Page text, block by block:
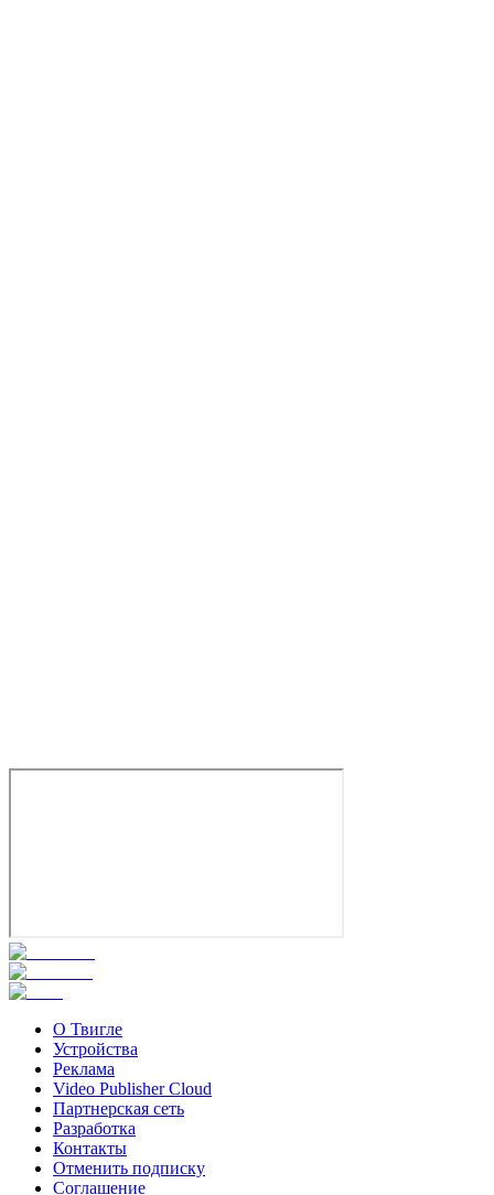
О Твигле
Устройства
Реклама
Video Publisher Cloud
Партнерская сеть
Разработка
Контакты
Отменить подписку
Соглашение